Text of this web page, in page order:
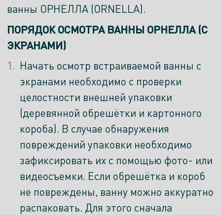
ванны ОРНЕЛЛА (ORNELLA).
ПОРЯДОК ОСМОТРА ВАННЫ ОРНЕЛЛА (С
ЭКРАНАМИ)
Начать осмотр встраиваемой ванны с
экранами необходимо с проверки
целостности внешней упаковки
(деревянной обрешётки и картонного
короба). В случае обнаружения
повреждений упаковки необходимо
зафиксировать их с помощью фото- или
видеосъемки. Если обрешётка и короб
не повреждены, ванну можно аккуратно
распаковать. Для этого сначала